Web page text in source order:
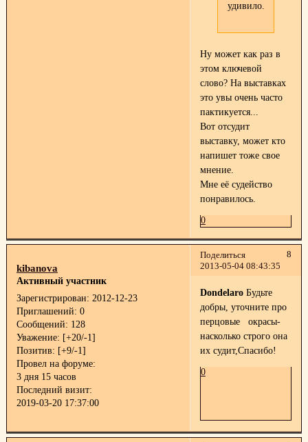
удивило.
Ну может как раз в
этом ключевой
слово? На выставках
это увы очень часто
пактикуется...
Вот отсудит
выставку, может кто
напишет тоже свое
мнение.
Мне её судейство
понравилось.
0
Поделиться
8
2013-05-04 08:43:35
kibanova
Активный участник
Зарегистрирован: 2012-12-23
Приглашений: 0
Сообщений: 128
Уважение: [+20/-1]
Позитив: [+9/-1]
Провел на форуме:
3 дня 15 часов
Последний визит:
2019-03-20 17:37:00
DondelaroБудьте
добры, уточните про
перцовые окрасы-
насколько строго она
их судит,Спасибо!
0